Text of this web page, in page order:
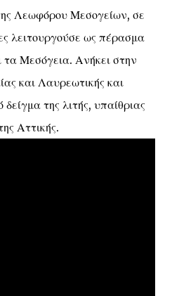
Λεωφόρου Μεσογείων, σε
λειτουργούσε ως πέρασμα
Μεσόγεια. Ανήκει στην
και Λαυρεωτικής και
της λιτής, υπαίθριας
Αττικής.